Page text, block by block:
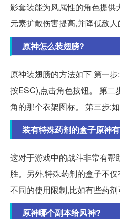
影套装能为风属性的角色提供
元素扩散伤害提高,并降低敌人
原神怎么装翅膀?
原神装翅膀的方法如下 第一
按ESC),点击角色按钮。 第二
角的那个衣架图标。 第三步:如
装有特殊药剂的盒子原神
这对于游戏中的战斗非常有
胜。另外,特殊药剂的盒子不
不同的使用限制,比如有些药剂
原神哪个副本给风神?